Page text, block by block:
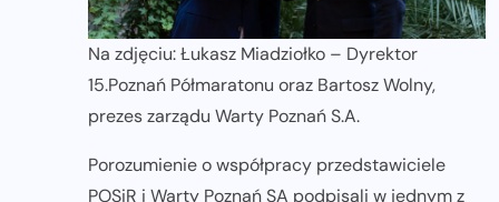
Na zdjęciu: Łukasz Miadziołko – Dyrektor
15.Poznań Półmaratonu oraz Bartosz Wolny,
prezes zarządu Warty Poznań S.A.
Porozumienie o współpracy przedstawiciele
POSiR i Warty Poznań SA podpisali w jednym z